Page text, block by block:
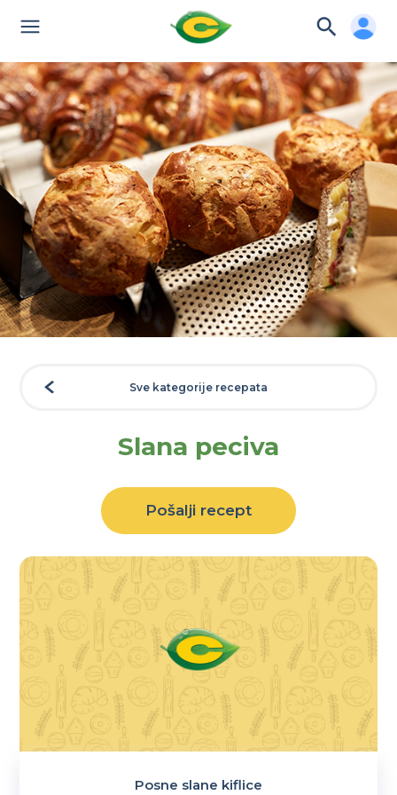
Sve kategorije recepata
Slana peciva
Pošalji recept
Posne slane kiflice